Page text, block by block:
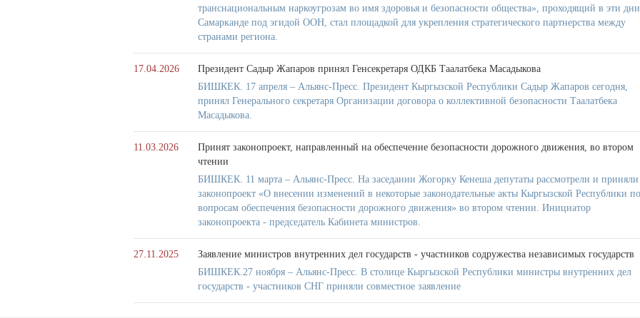
транснациональным наркоугрозам во имя здоровья и безопасности общества», проходящий в эти
Самарканде под эгидой ООН, стал площадкой для укрепления стратегического партнерства между
странами региона.
17.04.2026
Президент Садыр Жапаров принял Генсекретаря ОДКБ Таалатбека Масадыкова
БИШКЕК. 17 апреля – Альянс-Пресс. Президент Кыргызской Республики Садыр Жапаров сегодня,
принял Генерального секретаря Организации договора о коллективной безопасности Таалатбека
Масадыкова.
11.03.2026
Принят законопроект, направленный на обеспечение безопасности дорожного движения, во втором
чтении
БИШКЕК. 11 марта – Альянс-Пресс. На заседании Жогорку Кенеша депутаты рассмотрели и приняли
законопроект «О внесении изменений в некоторые законодательные акты Кыргызской Республики по
вопросам обеспечения безопасности дорожного движения» во втором чтении. Инициатор
законопроекта - председатель Кабинета министров.
27.11.2025
Заявление министров внутренних дел государств - участников содружества независимых государств
БИШКЕК.27 ноября – Альянс-Пресс. В столице Кыргызской Республики министры внутренних дел
государств - участников СНГ приняли совместное заявление